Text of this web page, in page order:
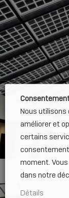
Nous utilisons
améliorer et
certains
moment.
dans notre
Détails